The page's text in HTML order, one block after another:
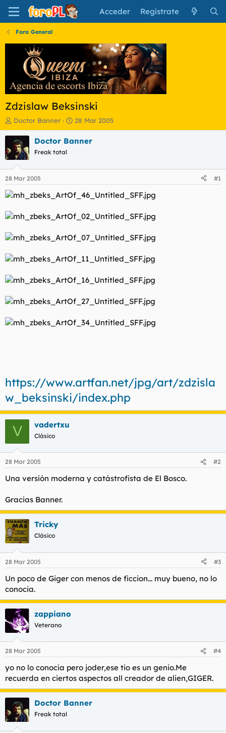
Acceder Regístrate
Foro General
Zdzislaw Beksinski
I
n
i
c
a
d
o
r
l
e
a
Doctor Banner
F
e
c
i
n
i
28 Mar 2005
Doctor Banner
Freak total
28 Mar 2005 #1
https://www.artfan.net/jpg/art/zdzisla
w_beksinski/index.php
V vadertxu
Clásico
28 Mar 2005 #2
Una versión moderna y catástrofista de El Bosco.
Gracias Banner.
Tricky
Clásico
28 Mar 2005 #3
Un poco de Giger con menos de ficcion... muy bueno, no lo
conocia.
zappiano
Veterano
28 Mar 2005 #4
yo no lo conocia pero joder,ese tio es un genio.Me
recuerda en ciertos aspectos all creador de alien,GIGER.
Doctor Banner
Freak total